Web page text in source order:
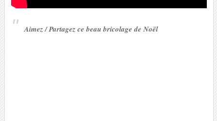
Aimez / Partagez ce beau bricolage de Noël